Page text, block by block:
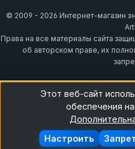
© 2009 - 2026 Интернет-магазин
Права на все материалы сайта
об авторском праве, их
Этот веб-сайт
обеспечения
Настроить